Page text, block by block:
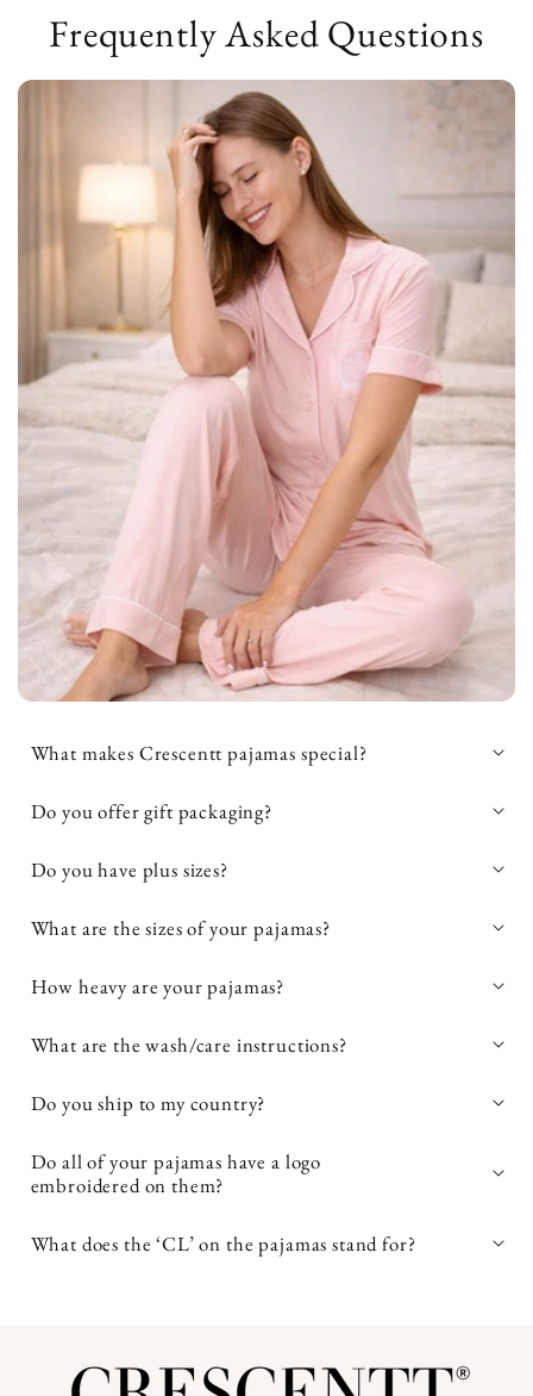
Frequently Asked Questions
What makes Crescentt pajamas special?
Do you offer gift packaging?
Do you have plus sizes?
What are the sizes of your pajamas?
How heavy are your pajamas?
What are the wash/care instructions?
Do you ship to my country?
Do all of your pajamas have a logo
embroidered on them?
What does the ‘CL’ on the pajamas stand for?